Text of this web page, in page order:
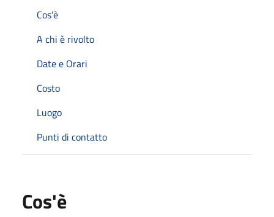
Cos'è
A chi è rivolto
Date e Orari
Costo
Luogo
Punti di contatto
Cos'è